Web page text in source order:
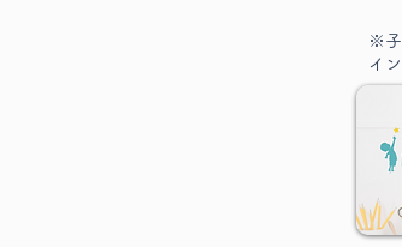
ピ
※子
イ